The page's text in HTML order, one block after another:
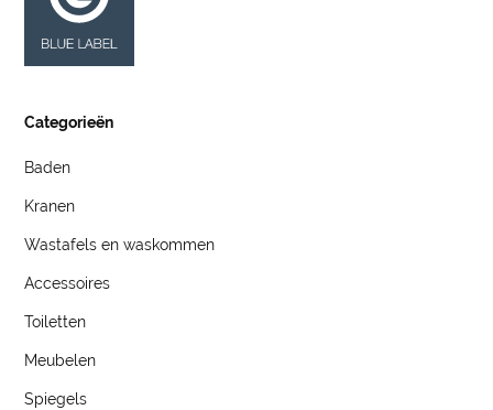
Categorieën
Baden
Kranen
Wastafels en waskommen
Accessoires
Toiletten
Meubelen
Spiegels